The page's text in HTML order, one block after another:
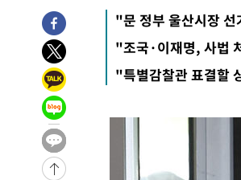
56분 전 >
"美간섭에 합의 지연"…트럼프, '이
1시간 전 >
[속보]산업장관 "李정부, 원전 반
2시간 전 >
[속보]경찰, '홍명보 선임 논란' 대
-18063초 전 >
[속보]합참 "北 발사체는 단거
-17811초 전 >
-16241초 전 >
[속보] SKT, 에이닷 서비스
-15647초 전 >
[속보]합참 "북, 동해상으로 미
-15043초 전 >
'낮 최고 39도' 불볕더위…한
"문 정부 울산시장
"조국·이재명, 사법
"특별감찰관 표결할